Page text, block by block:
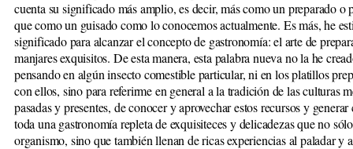
cuenta su significado más amplio, es decir, más como un preparado o
que como un guisado como lo conocemos actualmente. Es más, he
significado para alcanzar el concepto de gastronomía: el arte de
manjares exquisitos. De esta manera, esta palabra nueva no la he
pensando en algún insecto comestible particular, ni en los platillos
con ellos, sino para referirme en general a la tradición de las culturas
pasadas y presentes, de conocer y aprovechar estos recursos y
toda una gastronomía repleta de exquisiteces y delicadezas que no
organismo, sino que también llenan de ricas experiencias al paladar y